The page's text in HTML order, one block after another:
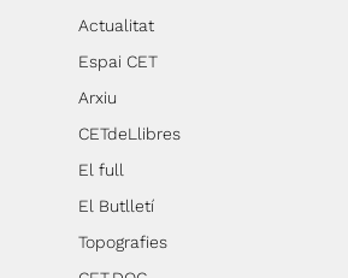
Actualitat
Espai CET
Arxiu
CETdeLlibres
El full
El Butlletí
Topografies